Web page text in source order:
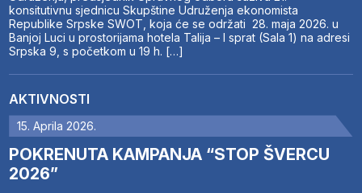
konsitutivnu sjednicu Skupštine Udruženja ekonomista
Republike Srpske SWOT, koja će se održati 28. maja 2026. u
Banjoj Luci u prostorijama hotela Talija – I sprat (Sala 1) na adresi
Srpska 9, s početkom u 19 h. […]
AKTIVNOSTI
15. Aprila 2026.
POKRENUTA KAMPANJA “STOP ŠVERCU
2026”